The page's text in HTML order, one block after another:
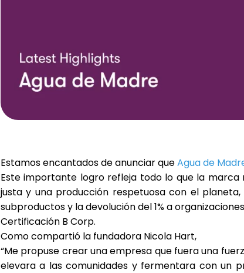
Estamos encantados de anunciar queAgua de
Este importante logro refleja todo lo que la
justa y una producción respetuosa con el
subproductos y la devolución del 1% a
Certificación B Corp.
Como compartió la fundadora Nicola Hart,
“Me propuse crear una empresa que fuera una
elevara a las comunidades y fermentara con un